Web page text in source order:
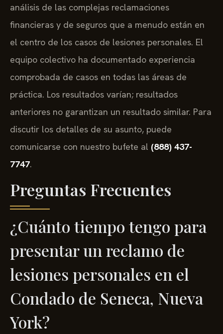
análisis de las complejas reclamaciones
financieras y de seguros que a menudo están en
el centro de los casos de lesiones personales. El
equipo colectivo ha documentado experiencia
comprobada de casos en todas las áreas de
práctica. Los resultados varían; resultados
anteriores no garantizan un resultado similar. Para
discutir los detalles de su asunto, puede
comunicarse con nuestro bufete al (888) 437-
7747.
Preguntas Frecuentes
¿Cuánto tiempo tengo para
presentar un reclamo de
lesiones personales en el
Condado de Seneca, Nueva
York?